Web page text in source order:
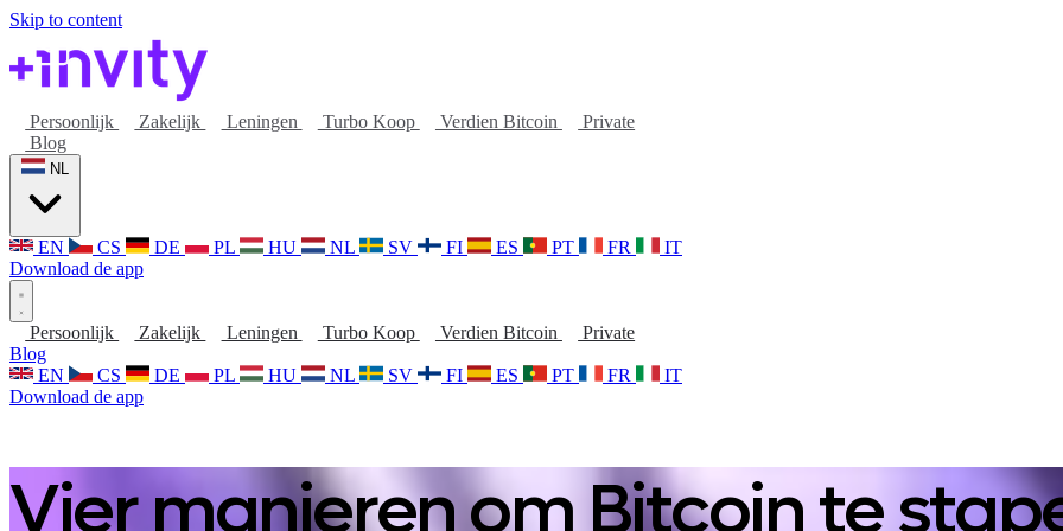
Skip to content
Persoonlijk Zakelijk Leningen Turbo Koop Verdien Bitcoin
Private
Blog
EN CS DE PL HU NL SV FI ES PT FR
IT
Download de app
Persoonlijk Zakelijk Leningen Turbo Koop Verdien Bitcoin
Private
Blog
EN
CS DE PL HU NL SV FI ES PT FR
IT
Download de app
Vier manieren om Bitcoin te